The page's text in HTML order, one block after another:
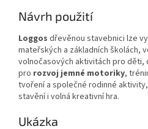
Návrh použití
Loggos dřevěnou stavebnici lze
mateřských a základních školách,
volnočasových aktivitách pro děti,
pro rozvoj jemné motoriky,
tvoření a společné rodinné
stavění i volná kreativní hra.
Ukázka